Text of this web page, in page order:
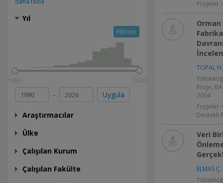
Yıl
Filtrele
1980 2026
- Uygula
Araştırmacılar
Ülke
Çalışılan Kurum
Çalışılan Fakülte
Projeler
Orman
TOPAL H.
Proje,
2004
Projeler
Destekli
Veri
ELMAS Ç.